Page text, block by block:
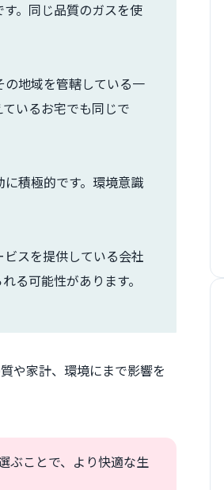
。同じ品質のガスを使
地域を管轄している一
いるお宅でも同じで
積極的です。環境意識
スを提供している会社
る可能性があります。
や家計、環境にまで影響を
ぶことで、より快適な生